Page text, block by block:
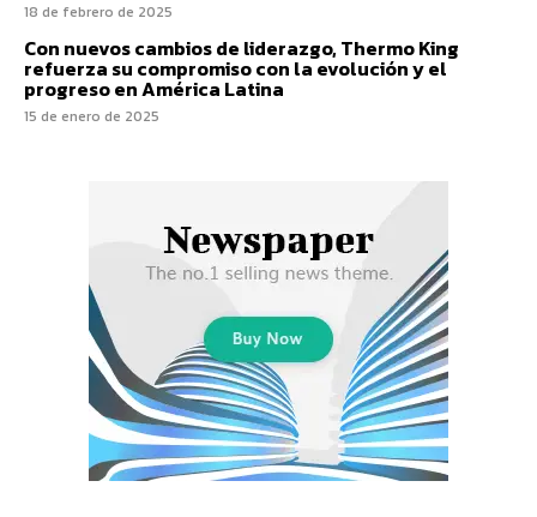
18 de febrero de 2025
Con nuevos cambios de liderazgo, Thermo King
refuerza su compromiso con la evolución y el
progreso en América Latina
15 de enero de 2025